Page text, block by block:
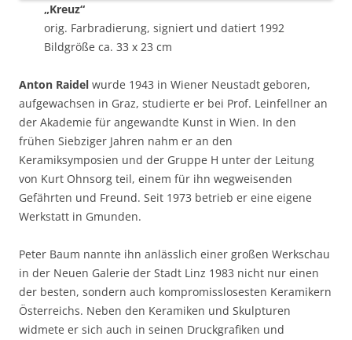
„Kreuz“
orig. Farbradierung, signiert und datiert 1992
Bildgröße ca. 33 x 23 cm
Anton Raidel wurde 1943 in Wiener Neustadt geboren,
aufgewachsen in Graz, studierte er bei Prof. Leinfellner an
der Akademie für angewandte Kunst in Wien. In den
frühen Siebziger Jahren nahm er an den
Keramiksymposien und der Gruppe H unter der Leitung
von Kurt Ohnsorg teil, einem für ihn wegweisenden
Gefährten und Freund. Seit 1973 betrieb er eine eigene
Werkstatt in Gmunden.
Peter Baum nannte ihn anlässlich einer großen Werkschau
in der Neuen Galerie der Stadt Linz 1983 nicht nur einen
der besten, sondern auch kompromisslosesten Keramikern
Österreichs. Neben den Keramiken und Skulpturen
widmete er sich auch in seinen Druckgrafiken und